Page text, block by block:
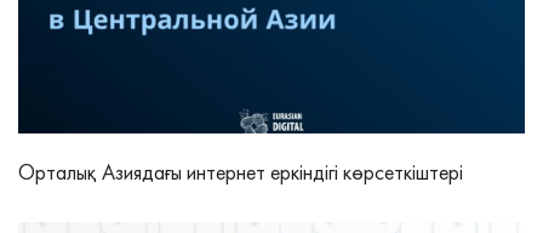
Орталық Азиядағы интернет еркіндігі көрсеткіштері